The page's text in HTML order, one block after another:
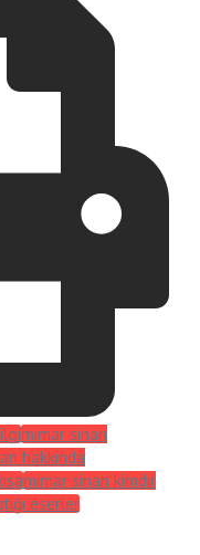
mimar sinan
hakkında
mimar sinan kimdir
eserler